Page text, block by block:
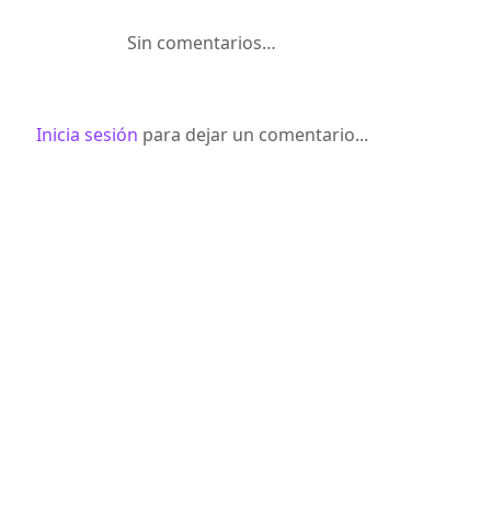
Sin comentarios…
Inicia sesión para dejar un comentario...